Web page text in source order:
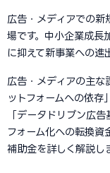
広告・メディアでの新
場です。中小企業成長
に抑えて新事業への進
広告・メディアの主な
ットフォームへの依
「データドリブン広
フォーム化への転換資
補助金を詳しく解説し